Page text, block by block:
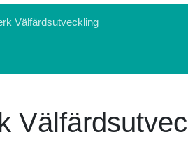
Välfärdsutveckling